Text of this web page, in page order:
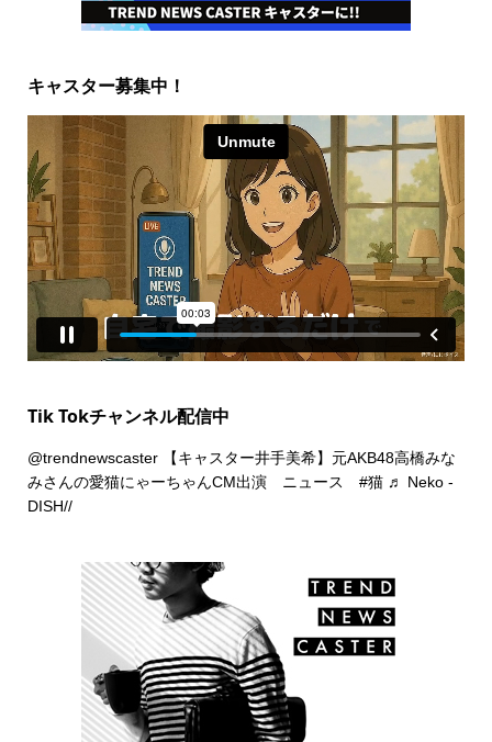
キャスター募集中！
Tik Tokチャンネル配信中
@trendnewscaster【キャスター井手美希】元AKB48高橋みな
みさんの愛猫にゃーちゃんCM出演 ニュース #猫 ♬ Neko -
DISH//